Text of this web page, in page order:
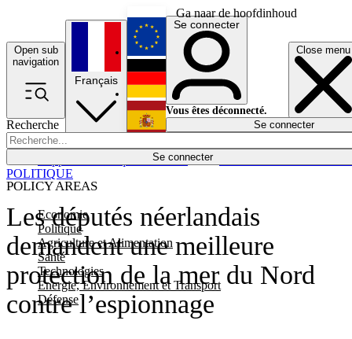
Ga naar de hoofdinhoud
Open sub
navigation
Close menu
Recherche
Se connecter
POLICY AREAS
Economie
Politique
Agriculture et Alimentation
Santé
Technologies
Energie, Environnement et Transport
Défense
Économie
Français
English
Deutsch
Español
Se connecter
Vous êtes déconnecté.
Se connecter
Les députés néerlandais
demandent une meilleure
protection de la mer du Nord
contre l’espionnage
POLITIQUE